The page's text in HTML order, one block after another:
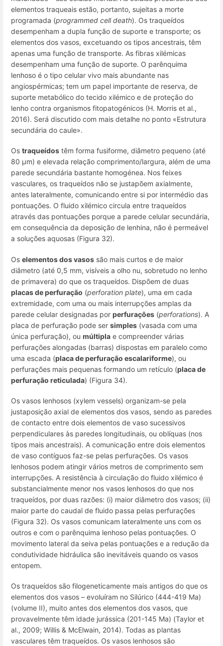
elementos traqueais estão, portanto, sujeitas a morte
programada (programmed cell death). Os traqueídos
desempenham a dupla função de suporte e transporte; os
elementos dos vasos, excetuando os tipos ancestrais, têm
apenas uma função de transporte. As fibras xilémicas
desempenham uma função de suporte. O parênquima
lenhoso é o tipo celular vivo mais abundante nas
angiospérmicas; tem um papel importante de reserva, de
suporte metabólico do tecido xilémico e de proteção do
lenho contra organismos fitopatogénicos (H. Morris et al.,
2016). Será discutido com mais detalhe no ponto «Estrutura
secundária do caule».
Os traqueídos têm forma fusiforme, diâmetro pequeno (até
80 μm) e elevada relação comprimento/largura, além de uma
parede secundária bastante homogénea. Nos feixes
vasculares, os traqueídos não se justapõem axialmente,
antes lateralmente, comunicando entre si por intermédio das
pontuações. O fluido xilémico circula entre traqueídos
através das pontuações porque a parede celular secundária,
em consequência da deposição de lenhina, não é permeável
a soluções aquosas (Figura 32).
Os elementos dos vasos são mais curtos e de maior
diâmetro (até 0,5 mm, visíveis a olho nu, sobretudo no lenho
de primavera) do que os traqueídos. Dispõem de duas
placas de perfuração (perforation plate), uma em cada
extremidade, com uma ou mais interrupções amplas da
parede celular designadas por perfurações (perforations). A
placa de perfuração pode ser simples (vasada com uma
única perfuração), ou múltipla e compreender várias
perfurações alongadas (barras) dispostas em paralelo como
uma escada (placa de perfuração escalariforme), ou
perfurações mais pequenas formando um retículo (placa de
perfuração reticulada) (Figura 34).
Os vasos lenhosos (xylem vessels) organizam-se pela
justaposição axial de elementos dos vasos, sendo as paredes
de contacto entre dois elementos de vaso sucessivos
perpendiculares às paredes longitudinais, ou oblíquas (nos
tipos mais ancestrais). A comunicação entre dois elementos
de vaso contíguos faz-se pelas perfurações. Os vasos
lenhosos podem atingir vários metros de comprimento sem
interrupções. A resistência à circulação do fluido xilémico é
substancialmente menor nos vasos lenhosos do que nos
traqueídos, por duas razões: (i) maior diâmetro dos vasos; (ii)
maior parte do caudal de fluido passa pelas perfurações
(Figura 32). Os vasos comunicam lateralmente uns com os
outros e com o parênquima lenhoso pelas pontuações. O
movimento lateral da seiva pelas pontuações e a redução da
condutividade hidráulica são inevitáveis quando os vasos
entopem.
Os traqueídos são filogeneticamente mais antigos do que os
elementos dos vasos – evoluíram no Silúrico (444-419 Ma)
(volume II), muito antes dos elementos dos vasos, que
provavelmente têm idade jurássica (201-145 Ma) (Taylor et
al., 2009; Willis & McElwain, 2014). Todas as plantas
vasculares têm traqueídos. Os vasos lenhosos são